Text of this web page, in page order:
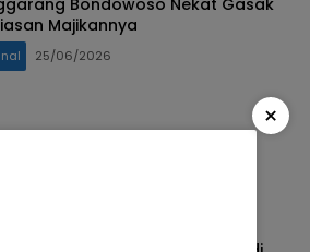
Bondowoso Nekat Gasak
Majikannya
25/06/2026
×